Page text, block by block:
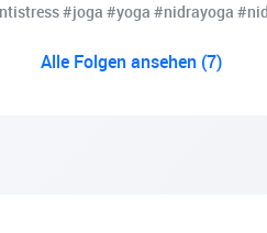
#joga #yoga #nidrayoga
Alle Folgen ansehen (7)